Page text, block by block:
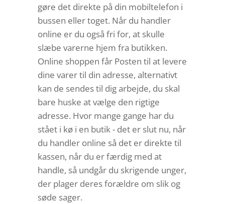
gøre det direkte på din mobiltelefon i
bussen eller toget. Når du handler
online er du også fri for, at skulle
slæbe varerne hjem fra butikken.
Online shoppen får Posten til at levere
dine varer til din adresse, alternativt
kan de sendes til dig arbejde, du skal
bare huske at vælge den rigtige
adresse. Hvor mange gange har du
stået i kø i en butik - det er slut nu, når
du handler online så det er direkte til
kassen, når du er færdig med at
handle, så undgår du skrigende unger,
der plager deres forældre om slik og
søde sager.